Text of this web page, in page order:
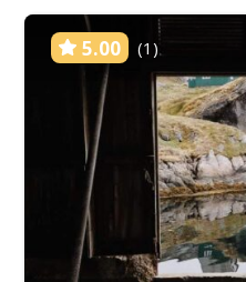
5.00 (1)